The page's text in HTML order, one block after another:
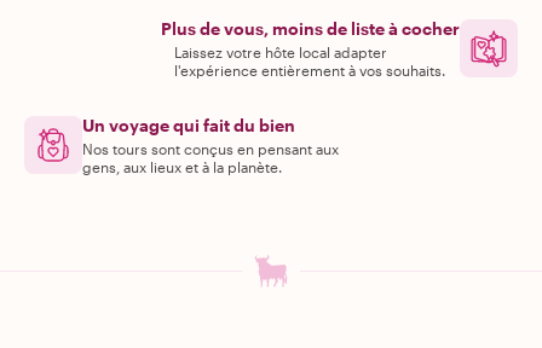
Plus de vous, moins de liste à cocher
Laissez votre hôte local adapter
l'expérience entièrement à vos souhaits.
Un voyage qui fait du bien
Nos tours sont conçus en pensant aux
gens, aux lieux et à la planète.